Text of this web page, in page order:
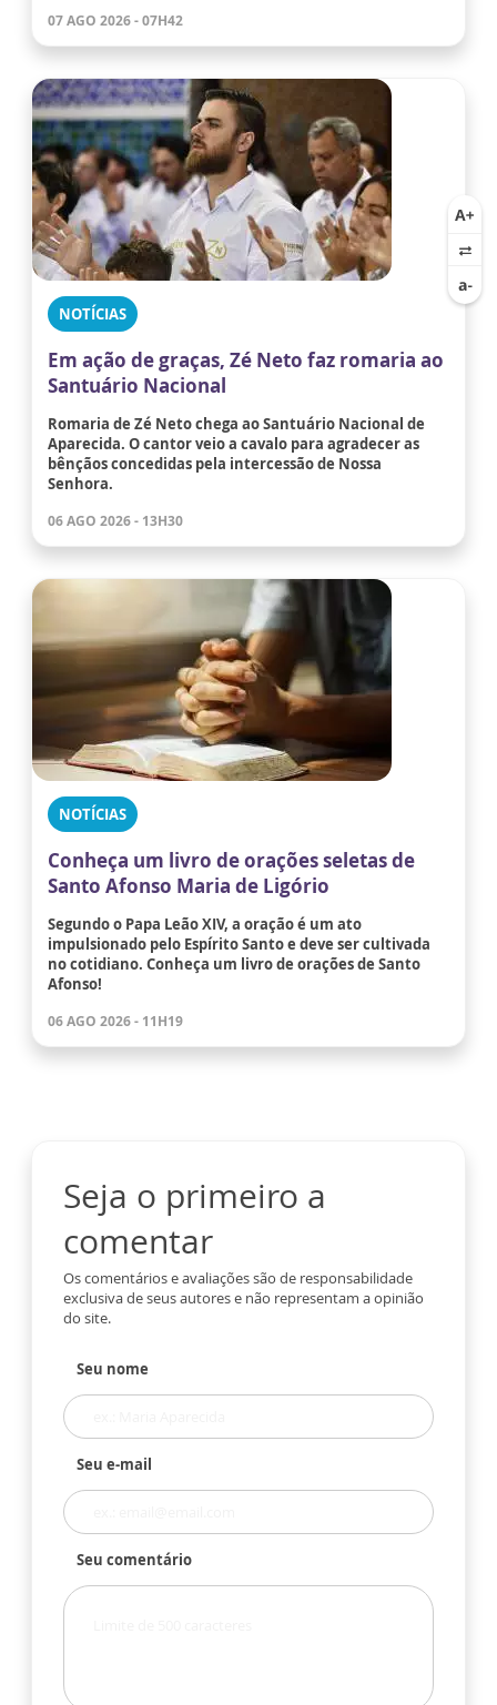
07 AGO 2026 - 07H42
NOTÍCIAS
Em ação de graças, Zé Neto faz romaria ao
Santuário Nacional
Romaria de Zé Neto chega ao Santuário Nacional de
Aparecida. O cantor veio a cavalo para agradecer as
bênçãos concedidas pela intercessão de Nossa
Senhora.
06 AGO 2026 - 13H30
NOTÍCIAS
Conheça um livro de orações seletas de
Santo Afonso Maria de Ligório
Segundo o Papa Leão XIV, a oração é um ato
impulsionado pelo Espírito Santo e deve ser cultivada
no cotidiano. Conheça um livro de orações de Santo
Afonso!
06 AGO 2026 - 11H19
Seja o primeiro a
comentar
Os comentários e avaliações são de responsabilidade
exclusiva de seus autores e não representam a opinião
do site.
Seu nome
Seu e-mail
Seu comentário